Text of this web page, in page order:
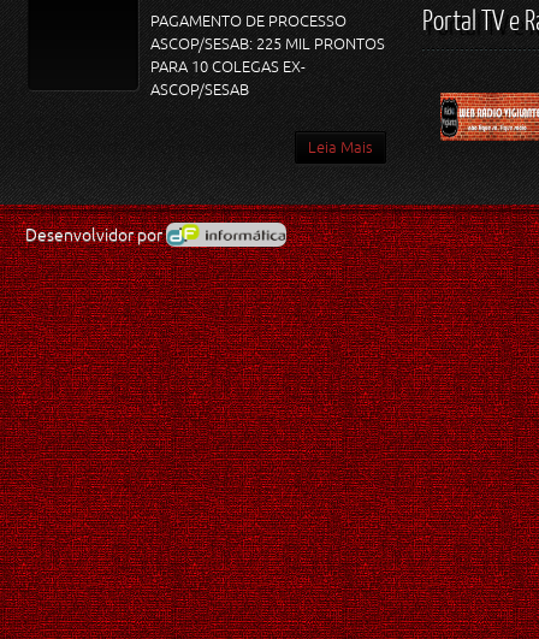
PAGAMENTO DE PROCESSO
ASCOP/SESAB: 225 MIL PRONTOS
PARA 10 COLEGAS EX-
ASCOP/SESAB
Leia Mais
Portal TV e
Desenvolvidor por